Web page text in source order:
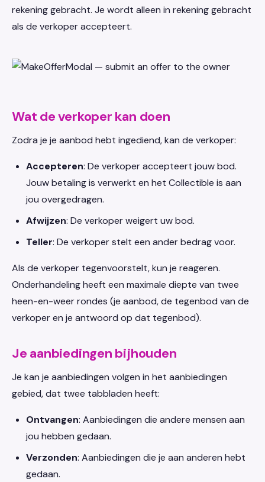
rekening gebracht. Je wordt alleen in rekening gebracht
als de verkoper accepteert.
Wat de verkoper kan doen
Zodra je je aanbod hebt ingediend, kan de verkoper:
Accepteren: De verkoper accepteert jouw bod.
Jouw betaling is verwerkt en het Collectible is aan
jou overgedragen.
Afwijzen: De verkoper weigert uw bod.
Teller: De verkoper stelt een ander bedrag voor.
Als de verkoper tegenvoorstelt, kun je reageren.
Onderhandeling heeft een maximale diepte van twee
heen-en-weer rondes (je aanbod, de tegenbod van de
verkoper en je antwoord op dat tegenbod).
Je aanbiedingen bijhouden
Je kan je aanbiedingen volgen in het aanbiedingen
gebied, dat twee tabbladen heeft:
Ontvangen: Aanbiedingen die andere mensen aan
jou hebben gedaan.
Verzonden: Aanbiedingen die je aan anderen hebt
gedaan.